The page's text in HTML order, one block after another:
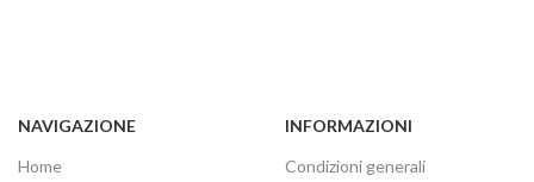
NAVIGAZIONE
Home
INFORMAZIONI
Condizioni generali